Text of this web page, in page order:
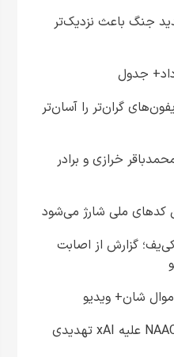
جنگ باعث نزدیک‌تر
گران‌تر را آسان‌تر
خرازی و برادر
گزارش از اصابت
شان+ ویدیو
وزارت دادگستری آمریکا: شکایت NAACP علیه xAI تهدیدی